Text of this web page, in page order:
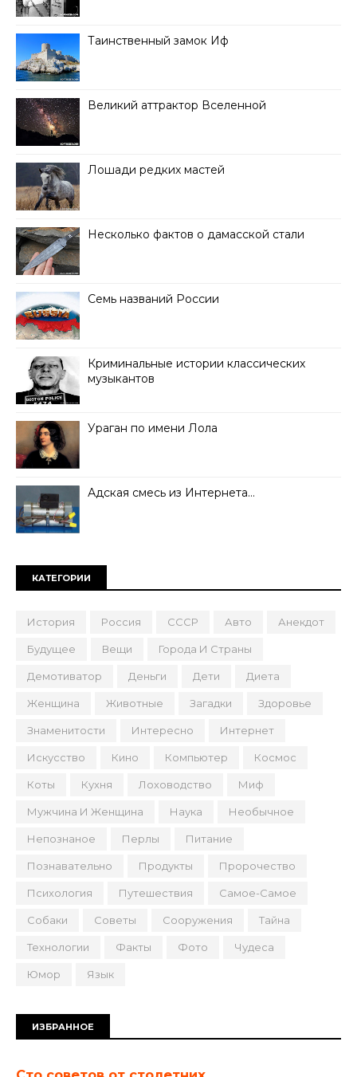
Таинственный замок Иф
Великий аттрактор Вселенной
Лошади редких мастей
Несколько фактов о дамасской стали
Семь названий России
Криминальные истории классических
музыкантов
Ураган по имени Лола
Адская смесь из Интернета…
КАТЕГОРИИ
История Россия СССР Авто Анекдот
Будущее Вещи Города И Страны
Демотиватор Деньги Дети Диета
Женщина Животные Загадки Здоровье
Знаменитости Интересно Интернет
Искусство Кино Компьютер Космос
Коты Кухня Лоховодство Миф
Мужчина И Женщина Наука Необычное
Непознаное Перлы Питание
Познавательно Продукты Пророчество
Психология Путешествия Самое-Самое
Собаки Советы Сооружения Тайна
Технологии Факты Фото Чудеса
Юмор Язык
ИЗБРАННОЕ